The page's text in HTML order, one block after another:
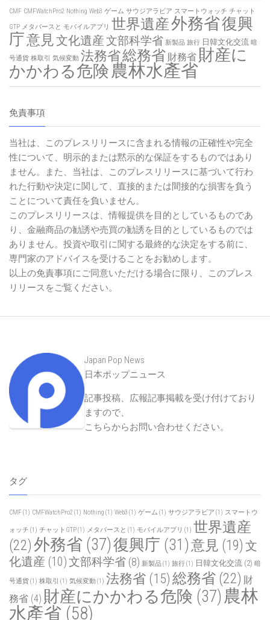
CMF CMFWatchPro2 Nothing Web3 ゲーム サウジアラビア スマートウォッチ チャット
GTP メタバースと モバイルアプリ 世界遺産外務省復興
庁意見文化遺産文部科学省 新製品 旅行 日韓文化交流 暗
号通貨 株取引 気候変動 法務省総務省 財務省 財産に
かかわる危険農林水產省
免責事項
当社は、このプレスリリースに含まれる情報の正確性や完全
性について、明示的または黙示的な保証をするものではあり
ません。また、当社は、このプレスリリースに基づいて行わ
れた行動や決定に関して、直接的または間接的な損害を負う
ことについて責任を負いません。
このプレスリリースは、情報提供を目的としているものであ
り、金融商品の勧誘や売買の勧誘を目的としているものでは
ありません。投資や取引に関する最終的な決定をする前に、
専門家のアドバイスを受けることをお勧めします。
以上の免責事項にご同意いただける場合に限り、このプレス
リリースをご覧ください。
Japan Pop News
日本ポップニュース
記事投稿、広報記事掲載を受け付けており
ますので、
こちらからお問い合わせください。
タグ
CMF (1) CMFWatchPro2 (1) Nothing (1) Web3 (1) ゲーム (1) サウジアラビア (1) スマートウ
ォッチ (1) チャットGTP(1) メタバースと (1) モバイルアプリ (1) 世界遺産
(22)外務省 (37)復興庁 (31)意見 (19) 文
化遺産 (10)文部科学省 (8) 新製品(1) 旅行(1) 日韓文化交流 (2) 暗
号通貨(1) 株取引 (1) 気候変動(1) 法務省 (15) 総務省 (22) 財
務省 (4) 財産にかかわる危険 (37) 農林
水產省 (58)